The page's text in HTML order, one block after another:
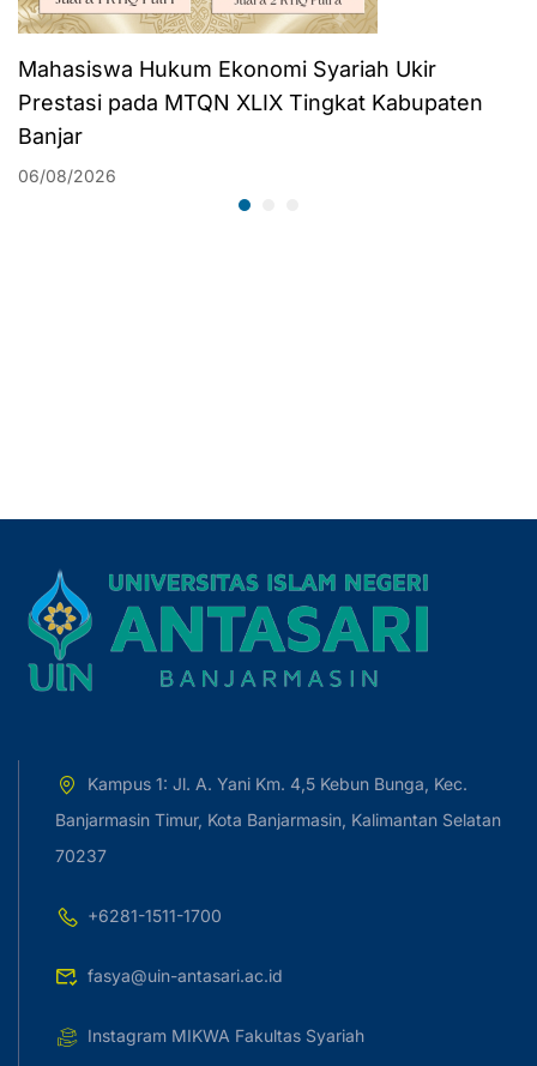
Mahasiswa Hukum Ekonomi Syariah Ukir
Prestasi pada MTQN XLIX Tingkat Kabupaten
Banjar
06/08/2026
Kampus 1: Jl. A. Yani Km. 4,5 Kebun Bunga, Kec.
Banjarmasin Timur, Kota Banjarmasin, Kalimantan Selatan
70237
+6281-1511-1700
fasya@uin-antasari.ac.id
Instagram MIKWA Fakultas Syariah